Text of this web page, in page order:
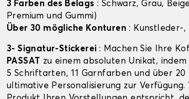
3 Farben des Belags : Schwarz, Grau,
Premium und Gummi)
Über 30 mögliche Konturen : Kunstleder-,
3- Signatur-Stickerei : Machen Sie Ihre
PASSAT
zu einem absoluten Unikat,
5 Schriftarten, 11 Garnfarben und über
ultimative Personalisierung zur Verfügung.